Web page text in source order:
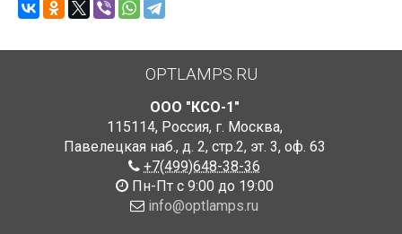
OPTLAMPS.RU
ООО "КСО-1"
115114, Россия, г. Москва,
Павелецкая наб., д. 2, стр.2, эт. 3, оф. 63
+7(499)648-38-36
Пн-Пт с 9:00 до 19:00
info@optlamps.ru